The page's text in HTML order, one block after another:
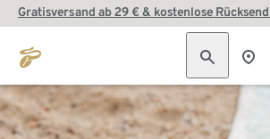
Gratisversand ab 29 € & kostenlose